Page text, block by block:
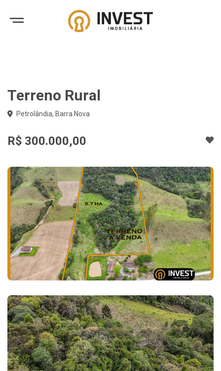
Terreno Rural
Petrolândia, Barra Nova
R$ 300.000,00